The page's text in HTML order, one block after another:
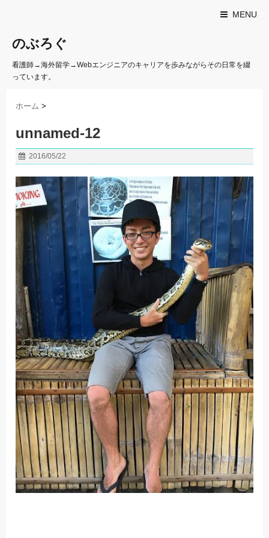
MENU
のぶろぐ
看護師→海外留学→Webエンジニアのキャリアを歩みながらその日常を綴
っています。
ホーム >
unnamed-12
2016/05/22